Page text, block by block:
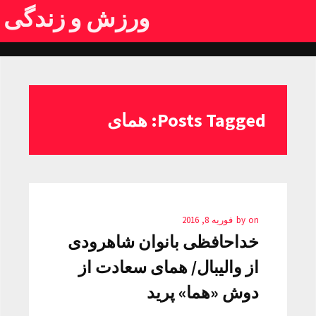
ورزش و زندگی
Posts Tagged: همای
by on فوریه 8, 2016
خداحافظی بانوان شاهرودی
از والیبال/ همای سعادت از
دوش «هما» پرید